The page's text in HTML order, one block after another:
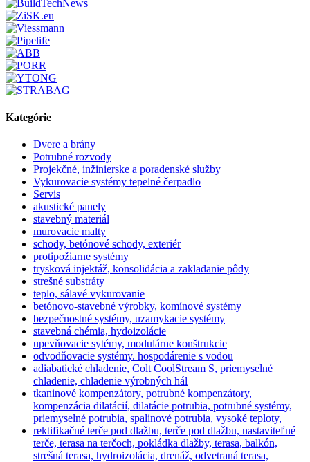
Kategórie
Dvere a brány
Potrubné rozvody
Projekčné, inžinierske a poradenské služby
Vykurovacie systémy tepelné čerpadlo
Servis
akustické panely
stavebný materiál
murovacie malty
schody, betónové schody, exteriér
protipožiarne systémy
trysková injektáž, konsolidácia a zakladanie pôdy
strešné substráty
teplo, sálavé vykurovanie
betónovo-stavebné výrobky, komínové systémy
bezpečnostné systémy, uzamykacie systémy
stavebná chémia, hydoizolácie
upevňovacie sytémy, modulárne konštrukcie
odvodňovacie systémy. hospodárenie s vodou
adiabatické chladenie, Colt CoolStream S, priemyselné
chladenie, chladenie výrobných hál
tkaninové kompenzátory, potrubné kompenzátory,
kompenzácia dilatácií, dilatácie potrubia, potrubné systémy,
priemyselné potrubia, spalinové potrubia, vysoké teploty,
rektifikačné terče pod dlažbu, terče pod dlažbu, nastaviteľné
terče, terasa na terčoch, pokládka dlažby, terasa, balkón,
strešná terasa, hydroizolácia, drenáž, odvetraná terasa,